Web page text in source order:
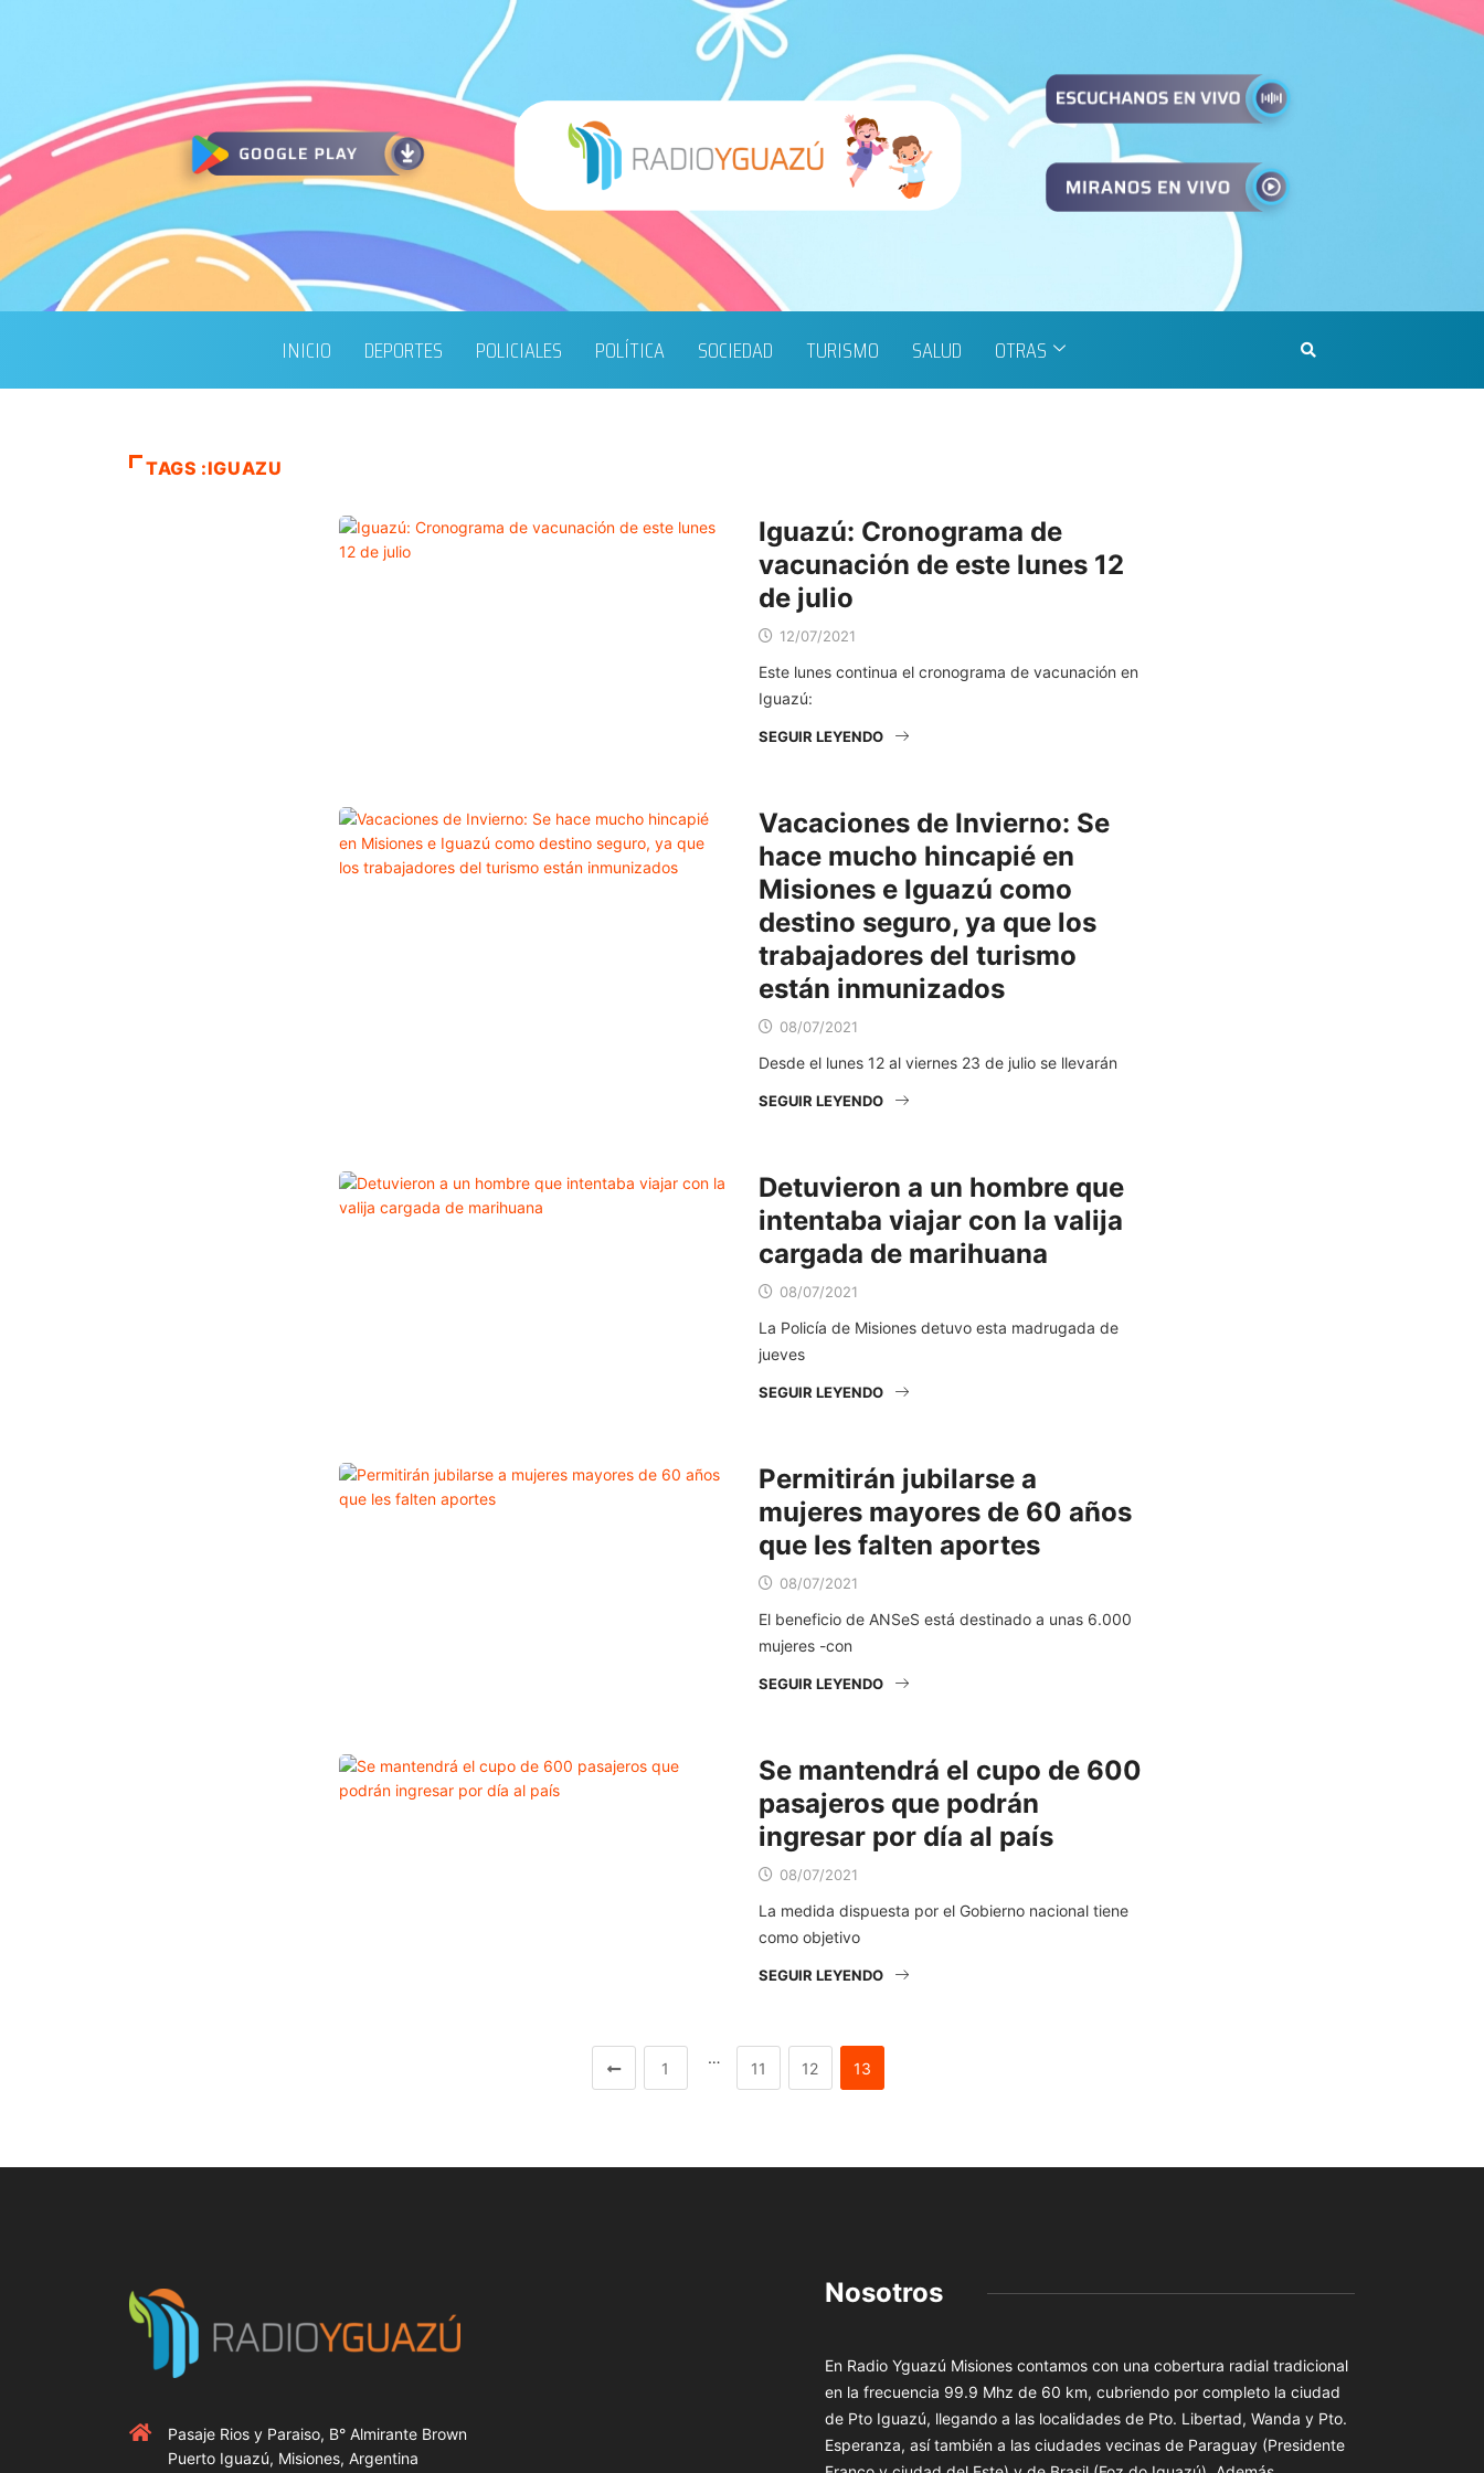
INICIO DEPORTES POLICIALES POLÍTICA SOCIEDAD TURISMO SALUD OTRAS
TAGS :IGUAZU
Iguazú: Cronograma de
vacunación de este lunes 12
de julio
12/07/2021
Este lunes continua el cronograma de vacunación en
Iguazú:
SEGUIR LEYENDO
Vacaciones de Invierno: Se
hace mucho hincapié en
Misiones e Iguazú como
destino seguro, ya que los
trabajadores del turismo
están inmunizados
08/07/2021
Desde el lunes 12 al viernes 23 de julio se llevarán
SEGUIR LEYENDO
Detuvieron a un hombre que
intentaba viajar con la valija
cargada de marihuana
08/07/2021
La Policía de Misiones detuvo esta madrugada de
jueves
SEGUIR LEYENDO
Permitirán jubilarse a
mujeres mayores de 60 años
que les falten aportes
08/07/2021
El beneficio de ANSeS está destinado a unas 6.000
mujeres -con
SEGUIR LEYENDO
Se mantendrá el cupo de 600
pasajeros que podrán
ingresar por día al país
08/07/2021
La medida dispuesta por el Gobierno nacional tiene
como objetivo
SEGUIR LEYENDO
1
…
11 12 13
Pasaje Rios y Paraiso, B° Almirante Brown
Puerto Iguazú, Misiones, Argentina
Nosotros
En Radio Yguazú Misiones contamos con una cobertura radial tradicional
en la frecuencia 99.9 Mhz de 60 km, cubriendo por completo la ciudad
de Pto Iguazú, llegando a las localidades de Pto. Libertad, Wanda y Pto.
Esperanza, así también a las ciudades vecinas de Paraguay (Presidente